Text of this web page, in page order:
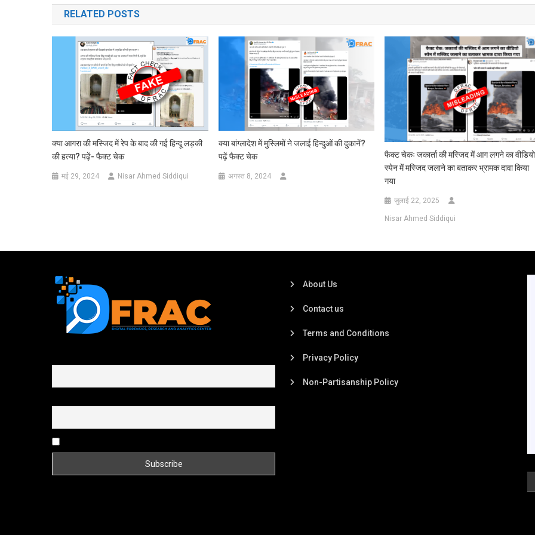
RELATED POSTS
क्या आगरा की मस्जिद में रेप के बाद की गई हिन्दू लड़की
की हत्या? पढ़ें- फैक्ट चेक
मई 29, 2024 Nisar Ahmed Siddiqui
क्या बांग्लादेश में मुस्लिमों ने जलाई हिन्दुओं की दुकानें?
पढ़ें फैक्ट चेक
अगस्त 8, 2024
फैक्ट चेकः जकार्ता की मस्जिद में आग लगने का वीडियो
स्पेन में मस्जिद जलाने का बताकर भ्रामक दावा किया
गया
जुलाई 22, 2025
Nisar Ahmed Siddiqui
About Us
Contact us
Terms and Conditions
Privacy Policy
Non-Partisanship Policy